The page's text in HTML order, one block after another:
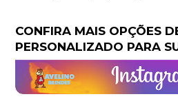
CONFIRA MAIS OPÇÕES
PERSONALIZADO PARA